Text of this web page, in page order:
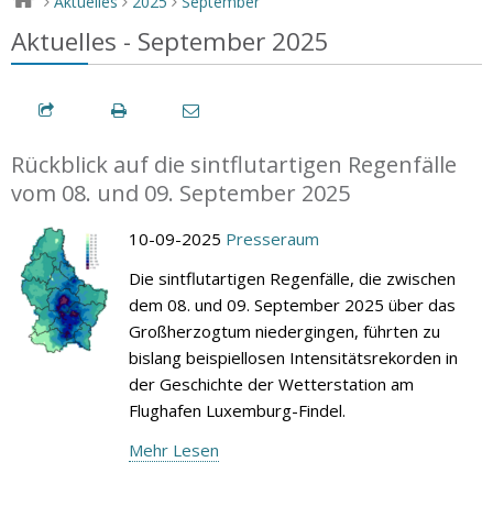
Aktuelles - September 2025
Rückblick auf die sintflutartigen Regenfälle
vom 08. und 09. September 2025
10-09-2025 Presseraum
Die sintflutartigen Regenfälle, die zwischen
dem 08. und 09. September 2025 über das
Großherzogtum niedergingen, führten zu
bislang beispiellosen Intensitätsrekorden in
der Geschichte der Wetterstation am
Flughafen Luxemburg-Findel.
Mehr Lesen